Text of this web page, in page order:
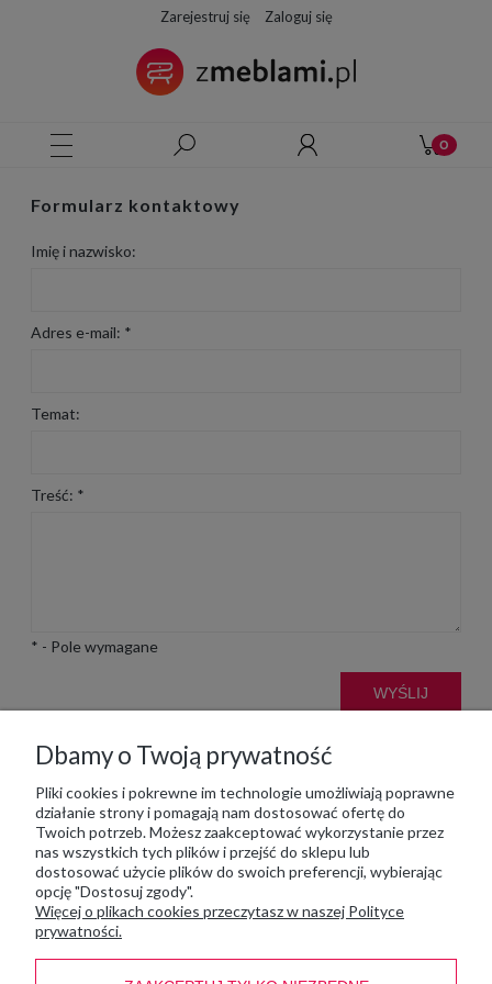
Zarejestruj się Zaloguj się
Formularz kontaktowy
Imię i nazwisko:
Adres e-mail: *
Temat:
Treść: *
* - Pole wymagane
WYŚLIJ
Moje konto
Płatność i dostawa
Informacje
Dbamy o Twoją prywatność
Pliki cookies i pokrewne im technologie umożliwiają poprawne
działanie strony i pomagają nam dostosować ofertę do
Twoich potrzeb. Możesz zaakceptować wykorzystanie przez
nas wszystkich tych plików i przejść do sklepu lub
dostosować użycie plików do swoich preferencji, wybierając
opcję "Dostosuj zgody".
Więcej o plikach cookies przeczytasz w naszej Polityce
prywatności.